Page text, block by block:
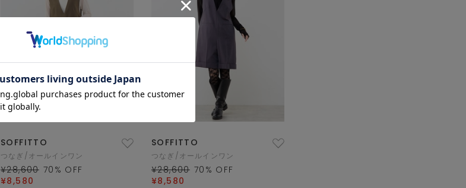
SOFFITTO
つなぎ/オールインワン
¥28,600 70 % OFF
¥8,580
SOFFITTO
つなぎ/オールインワン
¥28,600 70 % OFF
¥8,580